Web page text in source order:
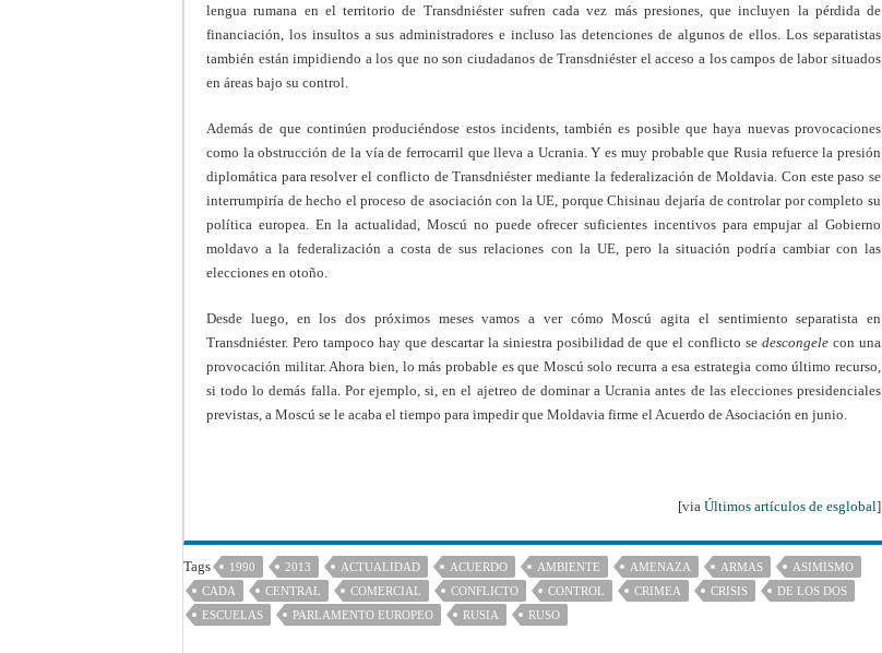
lengua rumana en el territorio de Transdniéster sufren cada vez más presiones, que incluyen la pérdida de
financiación, los insultos a sus administradores e incluso las detenciones de algunos de ellos. Los separatistas
también están impidiendo a los que no son ciudadanos de Transdniéster el acceso a los campos de labor situados
en áreas bajo su control.
Además de que continúen produciéndose estos incidents, también es posible que haya nuevas provocaciones
como la obstrucción de la vía de ferrocarril que lleva a Ucrania. Y es muy probable que Rusia refuerce la presión
diplomática para resolver el conflicto de Transdniéster mediante la federalización de Moldavia. Con este paso se
interrumpiría de hecho el proceso de asociación con la UE, porque Chisinau dejaría de controlar por completo su
política europea. En la actualidad, Moscú no puede ofrecer suficientes incentivos para empujar al Gobierno
moldavo a la federalización a costa de sus relaciones con la UE, pero la situación podría cambiar con las
elecciones en otoño.
Desde luego, en los dos próximos meses vamos a ver cómo Moscú agita el sentimiento separatista en
Transdniéster. Pero tampoco hay que descartar la siniestra posibilidad de que el conflicto sedescongele con una
provocación militar. Ahora bien, lo más probable es que Moscú solo recurra a esa estrategia como último recurso,
si todo lo demás falla. Por ejemplo, si, en el ajetreo de dominar a Ucrania antes de las elecciones presidenciales
previstas, a Moscú se le acaba el tiempo para impedir que Moldavia firme el Acuerdo de Asociación en junio.
[via Últimos artículos de esglobal]
Tags 1990 2013 ACTUALIDAD ACUERDO AMBIENTE AMENAZA ARMAS
ASIMISMO
CADA
CENTRAL COMERCIAL CONFLICTO CONTROL CRIMEA CRISIS
DE LOS DOS
ESCUELAS
PARLAMENTO EUROPEO RUSIA RUSO